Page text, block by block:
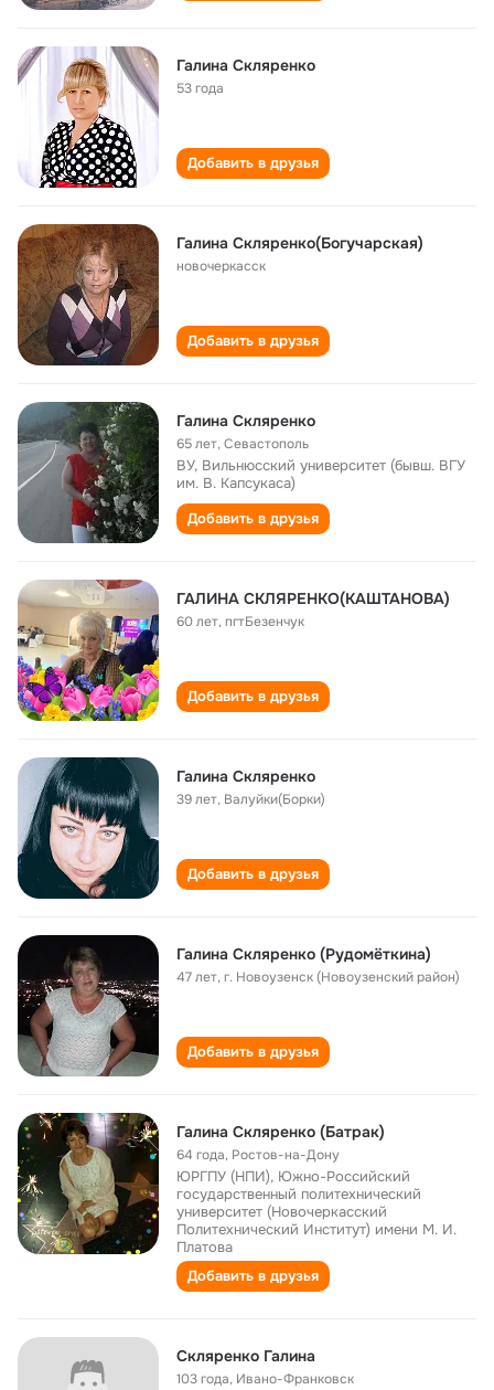
Галина Скляренко
53 года
Добавить в друзья
Галина Скляренко(Богучарская)
новочеркасск
Добавить в друзья
Галина Скляренко
65 лет,Севастополь
ВУ, Вильнюсский университет (бывш. ВГУ
им. В. Капсукаса)
Добавить в друзья
ГАЛИНА СКЛЯРЕНКО(КАШТАНОВА)
60 лет,пгтБезенчук
Добавить в друзья
Галина Скляренко
39 лет, Валуйки(Борки)
Добавить в друзья
Галина Скляренко (Рудомёткина)
47 лет,г. Новоузенск (Новоузенский район)
Добавить в друзья
Галина Скляренко (Батрак)
64 года, Ростов-на-Дону
ЮРГПУ (НПИ), Южно-Российский
государственный политехнический
университет (Новочеркасский
Политехнический Институт) имени М. И.
Платова
Добавить в друзья
Cкляренко Галина
103 года, Ивано-Франковск